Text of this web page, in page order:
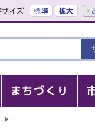
サイズ 標準 拡大
まちづくり